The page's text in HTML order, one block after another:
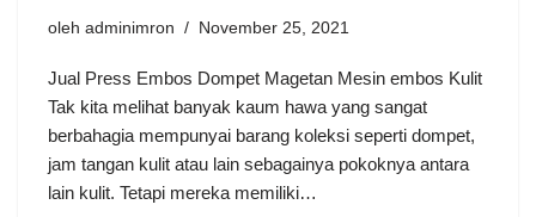
oleh adminimron November 25, 2021
Jual Press Embos Dompet Magetan Mesin embos Kulit
Tak kita melihat banyak kaum hawa yang sangat
berbahagia mempunyai barang koleksi seperti dompet,
jam tangan kulit atau lain sebagainya pokoknya antara
lain kulit. Tetapi mereka memiliki…